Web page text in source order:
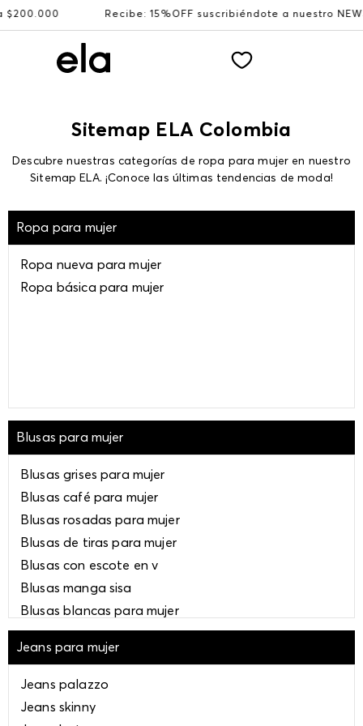
Recibe: 15%OFF suscribiéndote a nuestro NEWSLETTER
Sitemap ELA Colombia
Descubre nuestras categorías de ropa para mujer en nuestro
Sitemap ELA. ¡Conoce las últimas tendencias de moda!
Ropa para mujer
Ropa nueva para mujer
Ropa básica para mujer
Blusas para mujer
Blusas grises para mujer
Blusas café para mujer
Blusas rosadas para mujer
Blusas de tiras para mujer
Blusas con escote en v
Blusas manga sisa
Blusas blancas para mujer
Blusas negras para mujer
Blusas multicolor para mujer
Blusas azules para mujer
Blusas fucsia para mujer
Jeans para mujer
Jeans palazzo
Jeans skinny